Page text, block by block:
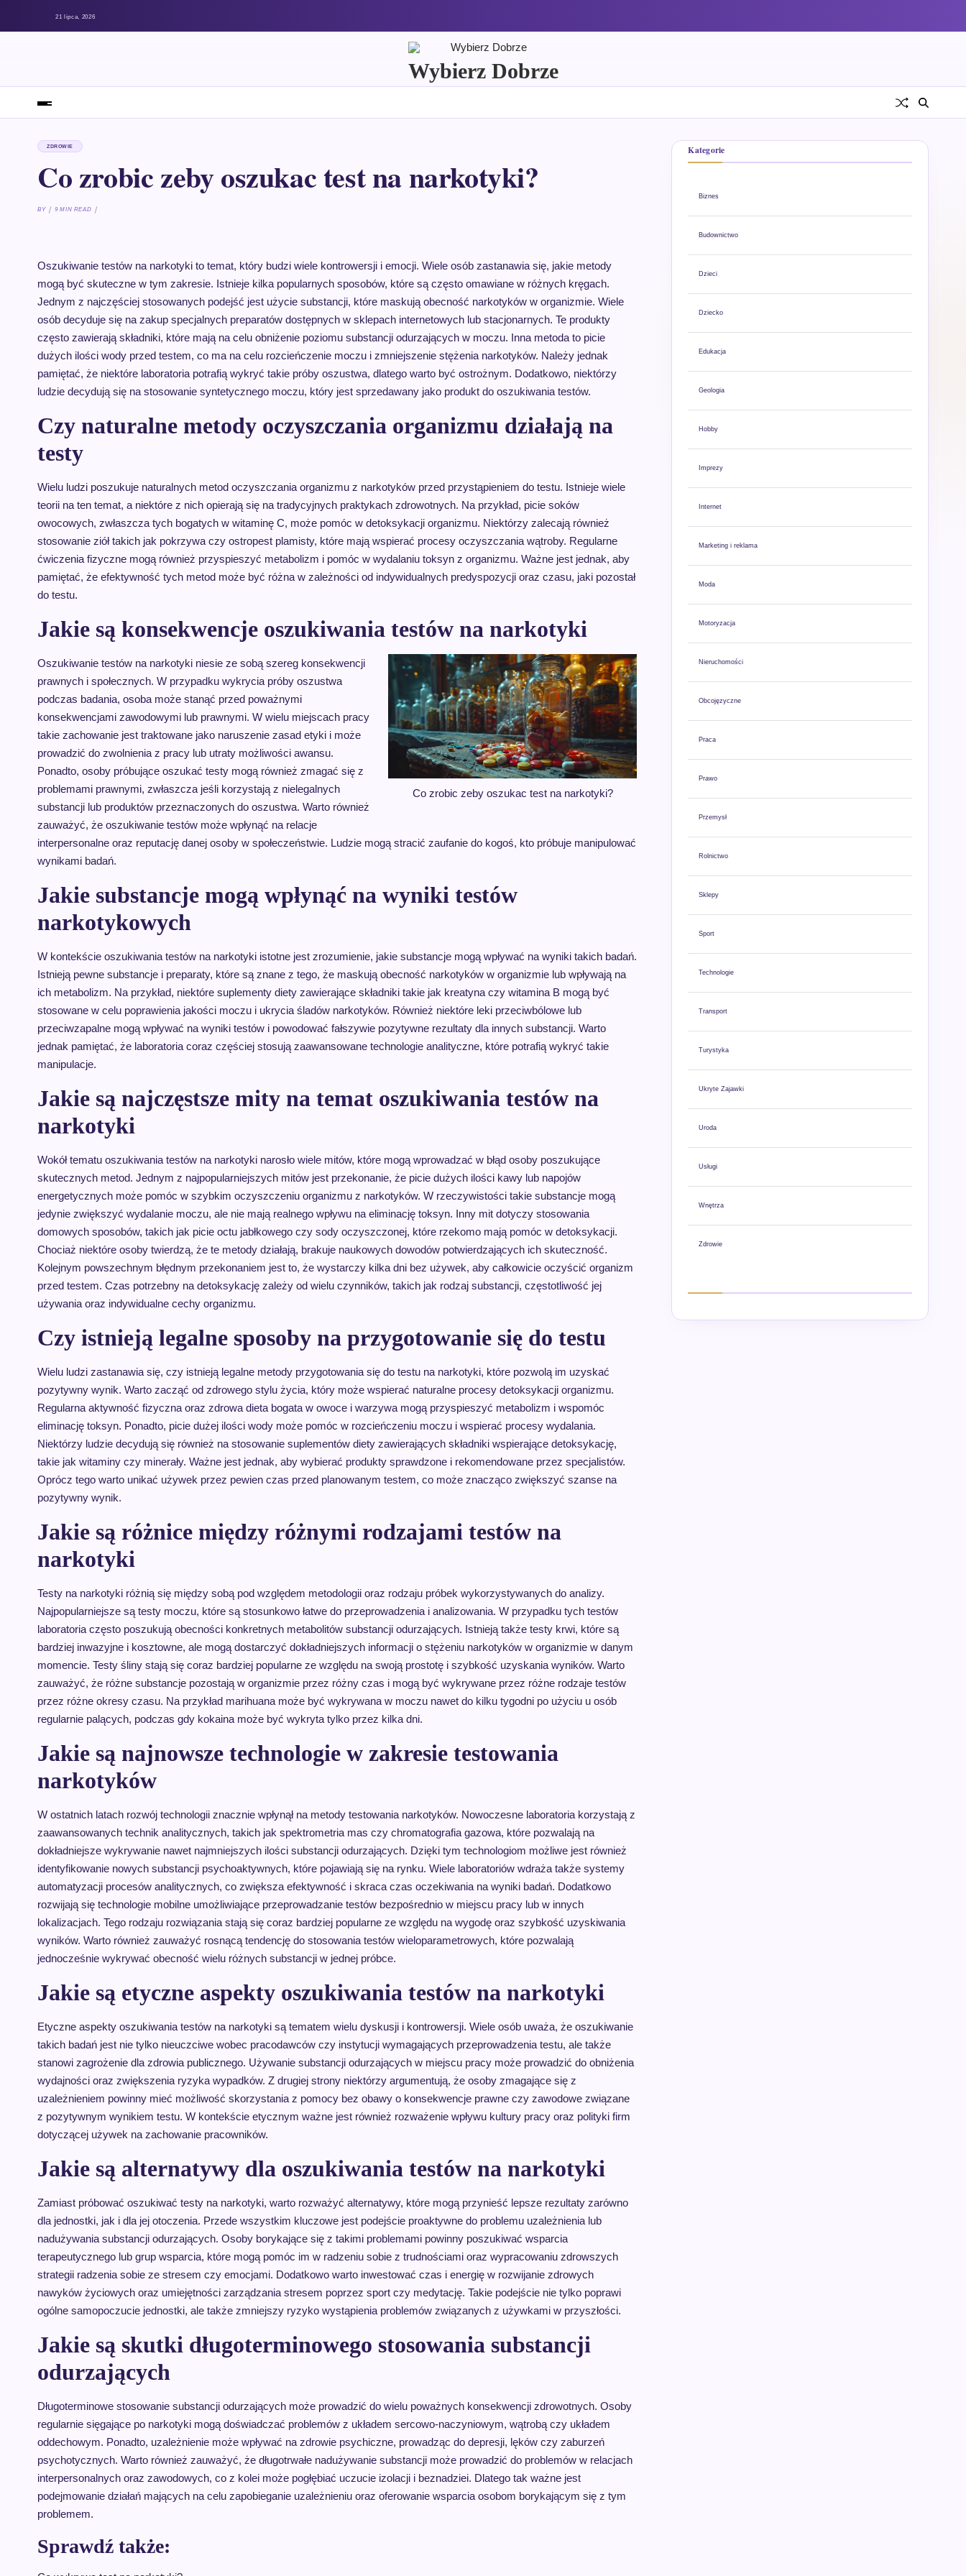
21 lipca, 2026
Wybierz Dobrze
ZDROWIE
Co zrobic zeby oszukac test na narkotyki?
BY 9 MIN READ
Oszukiwanie testów na narkotyki to temat, który budzi wiele kontrowersji i emocji. Wiele osób zastanawia się, jakie metody
mogą być skuteczne w tym zakresie. Istnieje kilka popularnych sposobów, które są często omawiane w różnych kręgach.
Jednym z najczęściej stosowanych podejść jest użycie substancji, które maskują obecność narkotyków w organizmie. Wiele
osób decyduje się na zakup specjalnych preparatów dostępnych w sklepach internetowych lub stacjonarnych. Te produkty
często zawierają składniki, które mają na celu obniżenie poziomu substancji odurzających w moczu. Inna metoda to picie
dużych ilości wody przed testem, co ma na celu rozcieńczenie moczu i zmniejszenie stężenia narkotyków. Należy jednak
pamiętać, że niektóre laboratoria potrafią wykryć takie próby oszustwa, dlatego warto być ostrożnym. Dodatkowo, niektórzy
ludzie decydują się na stosowanie syntetycznego moczu, który jest sprzedawany jako produkt do oszukiwania testów.
Czy naturalne metody oczyszczania organizmu działają na
testy
Wielu ludzi poszukuje naturalnych metod oczyszczania organizmu z narkotyków przed przystąpieniem do testu. Istnieje wiele
teorii na ten temat, a niektóre z nich opierają się na tradycyjnych praktykach zdrowotnych. Na przykład, picie soków
owocowych, zwłaszcza tych bogatych w witaminę C, może pomóc w detoksykacji organizmu. Niektórzy zalecają również
stosowanie ziół takich jak pokrzywa czy ostropest plamisty, które mają wspierać procesy oczyszczania wątroby. Regularne
ćwiczenia fizyczne mogą również przyspieszyć metabolizm i pomóc w wydalaniu toksyn z organizmu. Ważne jest jednak, aby
pamiętać, że efektywność tych metod może być różna w zależności od indywidualnych predyspozycji oraz czasu, jaki pozostał
do testu.
Jakie są konsekwencje oszukiwania testów na narkotyki
Co zrobic zeby oszukac test na narkotyki?
Oszukiwanie testów na narkotyki niesie ze sobą szereg konsekwencji
prawnych i społecznych. W przypadku wykrycia próby oszustwa
podczas badania, osoba może stanąć przed poważnymi
konsekwencjami zawodowymi lub prawnymi. W wielu miejscach pracy
takie zachowanie jest traktowane jako naruszenie zasad etyki i może
prowadzić do zwolnienia z pracy lub utraty możliwości awansu.
Ponadto, osoby próbujące oszukać testy mogą również zmagać się z
problemami prawnymi, zwłaszcza jeśli korzystają z nielegalnych
substancji lub produktów przeznaczonych do oszustwa. Warto również
zauważyć, że oszukiwanie testów może wpłynąć na relacje
interpersonalne oraz reputację danej osoby w społeczeństwie. Ludzie mogą stracić zaufanie do kogoś, kto próbuje manipulować
wynikami badań.
Jakie substancje mogą wpłynąć na wyniki testów
narkotykowych
W kontekście oszukiwania testów na narkotyki istotne jest zrozumienie, jakie substancje mogą wpływać na wyniki takich badań.
Istnieją pewne substancje i preparaty, które są znane z tego, że maskują obecność narkotyków w organizmie lub wpływają na
ich metabolizm. Na przykład, niektóre suplementy diety zawierające składniki takie jak kreatyna czy witamina B mogą być
stosowane w celu poprawienia jakości moczu i ukrycia śladów narkotyków. Również niektóre leki przeciwbólowe lub
przeciwzapalne mogą wpływać na wyniki testów i powodować fałszywie pozytywne rezultaty dla innych substancji. Warto
jednak pamiętać, że laboratoria coraz częściej stosują zaawansowane technologie analityczne, które potrafią wykryć takie
manipulacje.
Jakie są najczęstsze mity na temat oszukiwania testów na
narkotyki
Wokół tematu oszukiwania testów na narkotyki narosło wiele mitów, które mogą wprowadzać w błąd osoby poszukujące
skutecznych metod. Jednym z najpopularniejszych mitów jest przekonanie, że picie dużych ilości kawy lub napojów
energetycznych może pomóc w szybkim oczyszczeniu organizmu z narkotyków. W rzeczywistości takie substancje mogą
jedynie zwiększyć wydalanie moczu, ale nie mają realnego wpływu na eliminację toksyn. Inny mit dotyczy stosowania
domowych sposobów, takich jak picie octu jabłkowego czy sody oczyszczonej, które rzekomo mają pomóc w detoksykacji.
Chociaż niektóre osoby twierdzą, że te metody działają, brakuje naukowych dowodów potwierdzających ich skuteczność.
Kolejnym powszechnym błędnym przekonaniem jest to, że wystarczy kilka dni bez używek, aby całkowicie oczyścić organizm
przed testem. Czas potrzebny na detoksykację zależy od wielu czynników, takich jak rodzaj substancji, częstotliwość jej
używania oraz indywidualne cechy organizmu.
Czy istnieją legalne sposoby na przygotowanie się do testu
Wielu ludzi zastanawia się, czy istnieją legalne metody przygotowania się do testu na narkotyki, które pozwolą im uzyskać
pozytywny wynik. Warto zacząć od zdrowego stylu życia, który może wspierać naturalne procesy detoksykacji organizmu.
Regularna aktywność fizyczna oraz zdrowa dieta bogata w owoce i warzywa mogą przyspieszyć metabolizm i wspomóc
eliminację toksyn. Ponadto, picie dużej ilości wody może pomóc w rozcieńczeniu moczu i wspierać procesy wydalania.
Niektórzy ludzie decydują się również na stosowanie suplementów diety zawierających składniki wspierające detoksykację,
takie jak witaminy czy minerały. Ważne jest jednak, aby wybierać produkty sprawdzone i rekomendowane przez specjalistów.
Oprócz tego warto unikać używek przez pewien czas przed planowanym testem, co może znacząco zwiększyć szanse na
pozytywny wynik.
Jakie są różnice między różnymi rodzajami testów na
narkotyki
Testy na narkotyki różnią się między sobą pod względem metodologii oraz rodzaju próbek wykorzystywanych do analizy.
Najpopularniejsze są testy moczu, które są stosunkowo łatwe do przeprowadzenia i analizowania. W przypadku tych testów
laboratoria często poszukują obecności konkretnych metabolitów substancji odurzających. Istnieją także testy krwi, które są
bardziej inwazyjne i kosztowne, ale mogą dostarczyć dokładniejszych informacji o stężeniu narkotyków w organizmie w danym
momencie. Testy śliny stają się coraz bardziej popularne ze względu na swoją prostotę i szybkość uzyskania wyników. Warto
zauważyć, że różne substancje pozostają w organizmie przez różny czas i mogą być wykrywane przez różne rodzaje testów
przez różne okresy czasu. Na przykład marihuana może być wykrywana w moczu nawet do kilku tygodni po użyciu u osób
regularnie palących, podczas gdy kokaina może być wykryta tylko przez kilka dni.
Jakie są najnowsze technologie w zakresie testowania
narkotyków
W ostatnich latach rozwój technologii znacznie wpłynął na metody testowania narkotyków. Nowoczesne laboratoria korzystają z
zaawansowanych technik analitycznych, takich jak spektrometria mas czy chromatografia gazowa, które pozwalają na
dokładniejsze wykrywanie nawet najmniejszych ilości substancji odurzających. Dzięki tym technologiom możliwe jest również
identyfikowanie nowych substancji psychoaktywnych, które pojawiają się na rynku. Wiele laboratoriów wdraża także systemy
automatyzacji procesów analitycznych, co zwiększa efektywność i skraca czas oczekiwania na wyniki badań. Dodatkowo
rozwijają się technologie mobilne umożliwiające przeprowadzanie testów bezpośrednio w miejscu pracy lub w innych
lokalizacjach. Tego rodzaju rozwiązania stają się coraz bardziej popularne ze względu na wygodę oraz szybkość uzyskiwania
wyników. Warto również zauważyć rosnącą tendencję do stosowania testów wieloparametrowych, które pozwalają
jednocześnie wykrywać obecność wielu różnych substancji w jednej próbce.
Jakie są etyczne aspekty oszukiwania testów na narkotyki
Etyczne aspekty oszukiwania testów na narkotyki są tematem wielu dyskusji i kontrowersji. Wiele osób uważa, że oszukiwanie
takich badań jest nie tylko nieuczciwe wobec pracodawców czy instytucji wymagających przeprowadzenia testu, ale także
stanowi zagrożenie dla zdrowia publicznego. Używanie substancji odurzających w miejscu pracy może prowadzić do obniżenia
wydajności oraz zwiększenia ryzyka wypadków. Z drugiej strony niektórzy argumentują, że osoby zmagające się z
uzależnieniem powinny mieć możliwość skorzystania z pomocy bez obawy o konsekwencje prawne czy zawodowe związane
z pozytywnym wynikiem testu. W kontekście etycznym ważne jest również rozważenie wpływu kultury pracy oraz polityki firm
dotyczącej używek na zachowanie pracowników.
Jakie są alternatywy dla oszukiwania testów na narkotyki
Zamiast próbować oszukiwać testy na narkotyki, warto rozważyć alternatywy, które mogą przynieść lepsze rezultaty zarówno
dla jednostki, jak i dla jej otoczenia. Przede wszystkim kluczowe jest podejście proaktywne do problemu uzależnienia lub
nadużywania substancji odurzających. Osoby borykające się z takimi problemami powinny poszukiwać wsparcia
terapeutycznego lub grup wsparcia, które mogą pomóc im w radzeniu sobie z trudnościami oraz wypracowaniu zdrowszych
strategii radzenia sobie ze stresem czy emocjami. Dodatkowo warto inwestować czas i energię w rozwijanie zdrowych
nawyków życiowych oraz umiejętności zarządzania stresem poprzez sport czy medytację. Takie podejście nie tylko poprawi
ogólne samopoczucie jednostki, ale także zmniejszy ryzyko wystąpienia problemów związanych z używkami w przyszłości.
Jakie są skutki długoterminowego stosowania substancji
odurzających
Długoterminowe stosowanie substancji odurzających może prowadzić do wielu poważnych konsekwencji zdrowotnych. Osoby
regularnie sięgające po narkotyki mogą doświadczać problemów z układem sercowo-naczyniowym, wątrobą czy układem
oddechowym. Ponadto, uzależnienie może wpływać na zdrowie psychiczne, prowadząc do depresji, lęków czy zaburzeń
psychotycznych. Warto również zauważyć, że długotrwałe nadużywanie substancji może prowadzić do problemów w relacjach
interpersonalnych oraz zawodowych, co z kolei może pogłębiać uczucie izolacji i beznadziei. Dlatego tak ważne jest
podejmowanie działań mających na celu zapobieganie uzależnieniu oraz oferowanie wsparcia osobom borykającym się z tym
problemem.
Sprawdź także:
Kategorie
Biznes
Budownictwo
Dzieci
Dziecko
Edukacja
Geologia
Hobby
Imprezy
Internet
Marketing i reklama
Moda
Motoryzacja
Nieruchomości
Obcojęzyczne
Praca
Prawo
Przemysł
Rolnictwo
Sklepy
Sport
Technologie
Transport
Turystyka
Ukryte Zajawki
Uroda
Usługi
Wnętrza
Zdrowie